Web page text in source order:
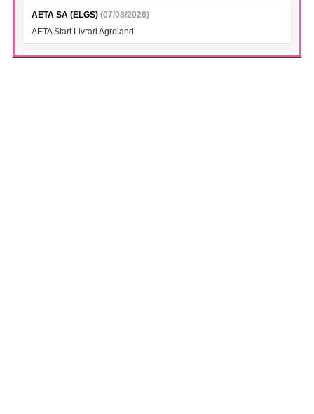
AETA SA (ELGS) (07/08/2026)
AETA Start Livrari Agroland